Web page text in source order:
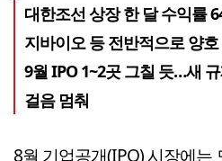
대한조선 상장 한 달 수익률
지바이오 등 전반적으로 양호
9월 IPO 1~2곳 그칠 듯…새
걸음 멈춰
8월 기업공개(IPO) 시장에는